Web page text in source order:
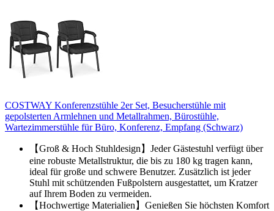
COSTWAY Konferenzstühle 2er Set, Besucherstühle mit
gepolsterten Armlehnen und Metallrahmen, Bürostühle,
Wartezimmerstühle für Büro, Konferenz, Empfang (Schwarz)
【Groß & Hoch Stuhldesign】Jeder Gästestuhl verfügt über
eine robuste Metallstruktur, die bis zu 180 kg tragen kann,
ideal für große und schwere Benutzer. Zusätzlich ist jeder
Stuhl mit schützenden Fußpolstern ausgestattet, um Kratzer
auf Ihrem Boden zu vermeiden.
【Hochwertige Materialien】Genießen Sie höchsten Komfort